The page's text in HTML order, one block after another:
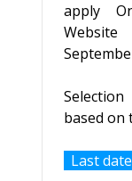
apply
Website
based on
Last